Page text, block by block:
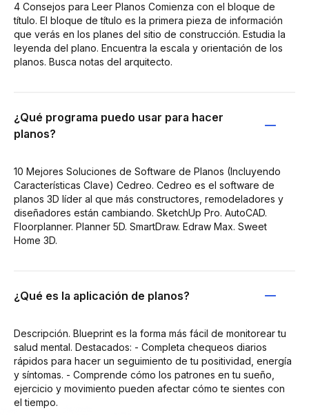
4 Consejos para Leer Planos Comienza con el bloque de
título. El bloque de título es la primera pieza de información
que verás en los planes del sitio de construcción. Estudia la
leyenda del plano. Encuentra la escala y orientación de los
planos. Busca notas del arquitecto.
¿Qué programa puedo usar para hacer
planos?
10 Mejores Soluciones de Software de Planos (Incluyendo
Características Clave) Cedreo. Cedreo es el software de
planos 3D líder al que más constructores, remodeladores y
diseñadores están cambiando. SketchUp Pro. AutoCAD.
Floorplanner. Planner 5D. SmartDraw. Edraw Max. Sweet
Home 3D.
¿Qué es la aplicación de planos?
Descripción. Blueprint es la forma más fácil de monitorear tu
salud mental. Destacados: - Completa chequeos diarios
rápidos para hacer un seguimiento de tu positividad, energía
y síntomas. - Comprende cómo los patrones en tu sueño,
ejercicio y movimiento pueden afectar cómo te sientes con
el tiempo.